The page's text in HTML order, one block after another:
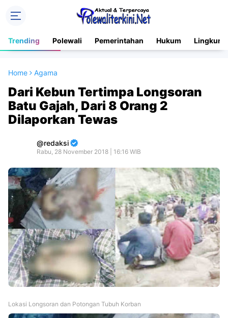
Trending Polewali Pemerintahan Hukum
Home Agama
Dari Kebun Tertimpa Longsoran
Batu Gajah, Dari 8 Orang 2
Dilaporkan Tewas
redaksi
Rabu, 28 November 2018 | 16:16 WIB
Lokasi Longsoran dan Potongan Tubuh Korban